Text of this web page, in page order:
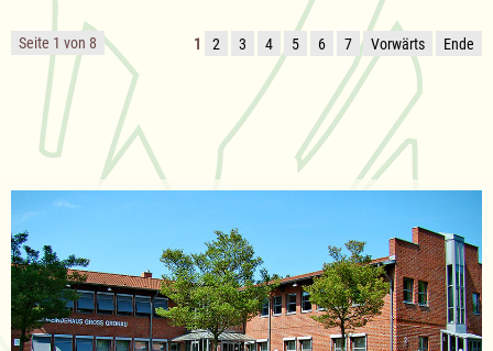
Seite 1 von 8 1 2 3 4 5 6 7 Vorwärts Ende